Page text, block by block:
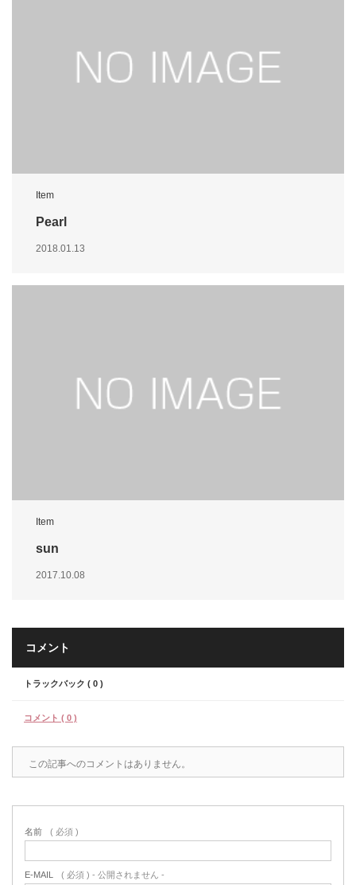
Item
Pearl
2018.01.13
Item
sun
2017.10.08
コメント
トラックバック ( 0 )
コメント ( 0 )
この記事へのコメントはありません。
名前 ( 必須 )
E-MAIL ( 必須 ) - 公開されません -